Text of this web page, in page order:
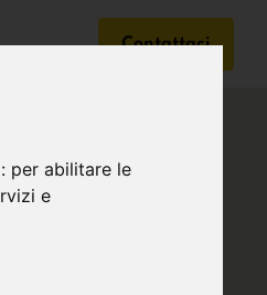
per abilitare le
e
Contattaci